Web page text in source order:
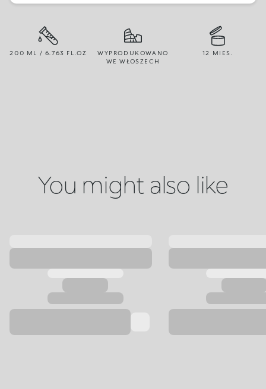
200 ML / 6.763 FL.OZ
WYPRODUKOWANO
WE WŁOSZECH
12 MIES.
You might also like